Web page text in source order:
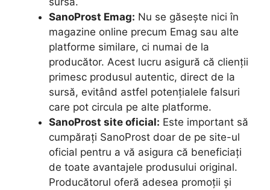
SanoProst Emag: Nu se găsește nici în
magazine online precum Emag sau alte
platforme similare, ci numai de la
producător. Acest lucru asigură că clienții
primesc produsul autentic, direct de la
sursă, evitând astfel potențialele falsuri
care pot circula pe alte platforme.
SanoProst site oficial: Este important să
cumpărați SanoProst doar de pe site-ul
oficial pentru a vă asigura că beneficiați
de toate avantajele produsului original.
Producătorul oferă adesea promoții și